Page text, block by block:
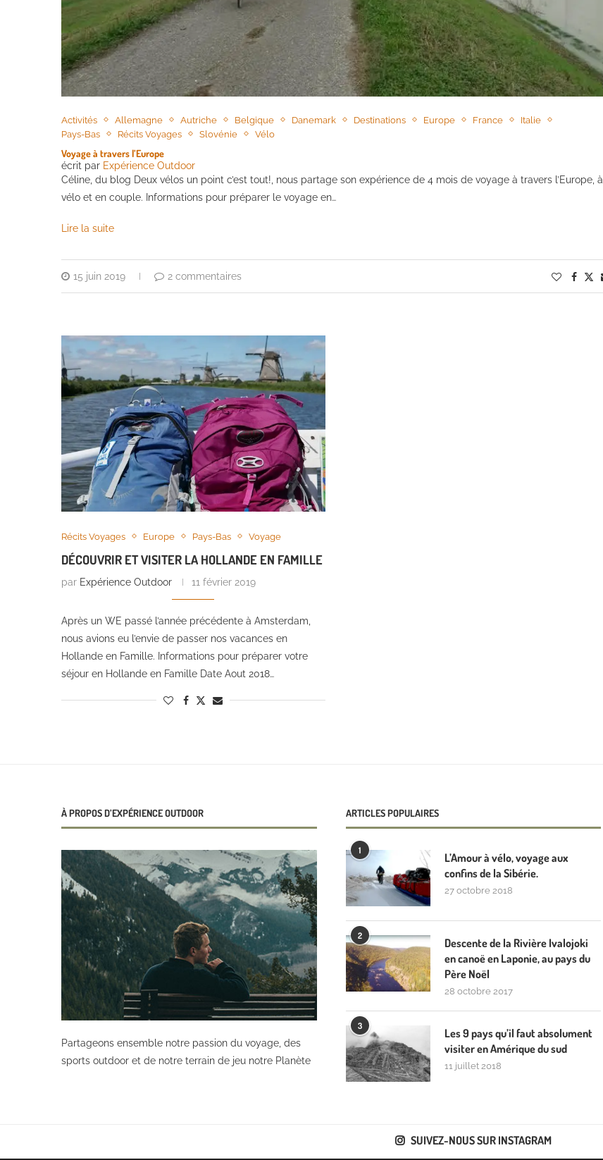
Activités Allemagne Autriche Belgique Danemark Destinations Europe France
Italie
Pays-Bas
Récits Voyages Slovénie Vélo
Voyage à travers l’Europe
écrit par Expérience Outdoor
Céline, du blog Deux vélos un point c’est tout!, nous partage son expérience de 4 mois de voyage à travers l’Europe, à
vélo et en couple. Informations pour préparer le voyage en…
Lire la suite
15 juin 2019 2 commentaires
Récits Voyages Europe Pays-Bas Voyage
DÉCOUVRIR ET VISITER LA HOLLANDE EN FAMILLE
par Expérience Outdoor 11 février 2019
Après un WE passé l’année précédente à Amsterdam,
nous avions eu l’envie de passer nos vacances en
Hollande en Famille. Informations pour préparer votre
séjour en Hollande en Famille Date Aout 2018…
À PROPOS D’EXPÉRIENCE OUTDOOR
Partageons ensemble notre passion du voyage, des
sports outdoor et de notre terrain de jeu notre Planète
ARTICLES POPULAIRES
1
L’Amour à vélo, voyage aux
confins de la Sibérie.
27 octobre 2018
2
Descente de la Rivière Ivalojoki
en canoë en Laponie, au pays du
Père Noël
28 octobre 2017
3
Les 9 pays qu’il faut absolument
visiter en Amérique du sud
11 juillet 2018
SUIVEZ-NOUS SUR INSTAGRAM